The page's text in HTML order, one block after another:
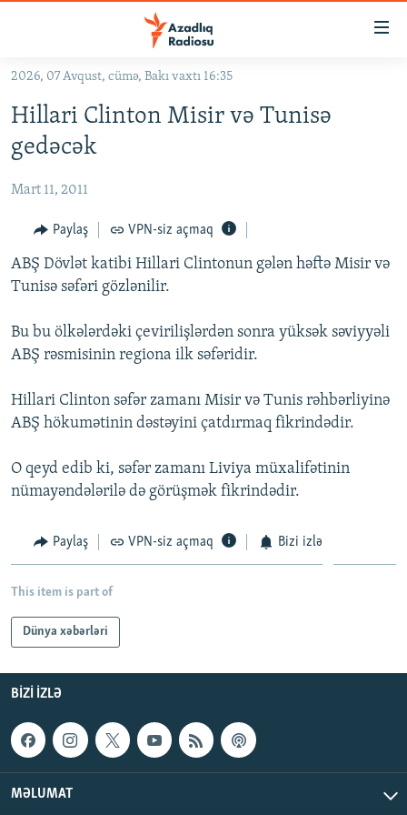
Əsas
qayıt
Əsas
naviqasiyaya
qayıt
KORRUPSIOMETR
#ƏSLINDƏ
FƏRQƏ BAX
QANUNI DOĞRU
ARAŞDIRMA
MULTIMEDIA
VIDEO
FOTOQALEREYA
İNFOQRAFIKA
KARIKATURA
RADIO ARXIV
OXU ZALI
AZƏRBAYCAN ƏDƏBIYYATI KITABXANASI
İSLAM VƏ DEMOKRATIYA
İZ - MƏDƏNIYYƏT PROQRAMI
HAQQIMIZDA
MISSIYAMIZ
PEŞƏ ETIKASI VƏ JURNALISTIKA STANDARTLARIMIZ
MATERIALLARIMIZDAN ISTIFADƏ
XƏBƏR BÜLLETENLƏRIMIZ
2026, 07 Avqust, cümə, Bakı vaxtı 16:35
Hillari Clinton Misir və Tunisə
gedəcək
Mart 11, 2011
Paylaş VPN-siz açmaq
ABŞ Dövlət katibi Hillari Clintonun gələn həftə Misir və
Tunisə səfəri gözlənilir.
Bu bu ölkələrdəki çevirilişlərdən sonra yüksək səviyyəli
ABŞ rəsmisinin regiona ilk səfəridir.
Hillari Clinton səfər zamanı Misir və Tunis rəhbərliyinə
ABŞ hökumətinin dəstəyini çatdırmaq fikrindədir.
O qeyd edib ki, səfər zamanı Liviya müxalifətinin
nümayəndələrilə də görüşmək fikrindədir.
Paylaş VPN-siz açmaq Bizi izlə
This item is part of
Dünya xəbərləri
BIZI IZLƏ
MƏLUMAT